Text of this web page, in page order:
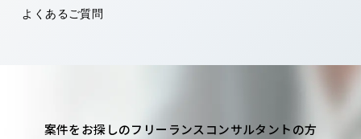
よくあるご質問
案件をお探しのフリーランスコンサルタントの方